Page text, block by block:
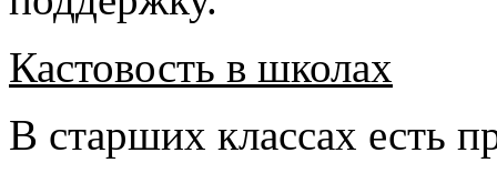
Кастовость в школах
В старших классах есть